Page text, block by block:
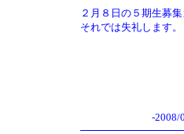
２月８日の５期生募
それでは失礼します。
-2008/